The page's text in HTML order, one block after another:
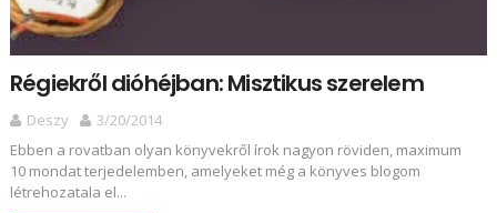
Régiekről dióhéjban: Misztikus szerelem
Deszy
3/20/2014
Ebben a rovatban olyan könyvekről írok nagyon röviden, maximum
10 mondat terjedelemben, amelyeket még a könyves blogom
létrehozatala el...